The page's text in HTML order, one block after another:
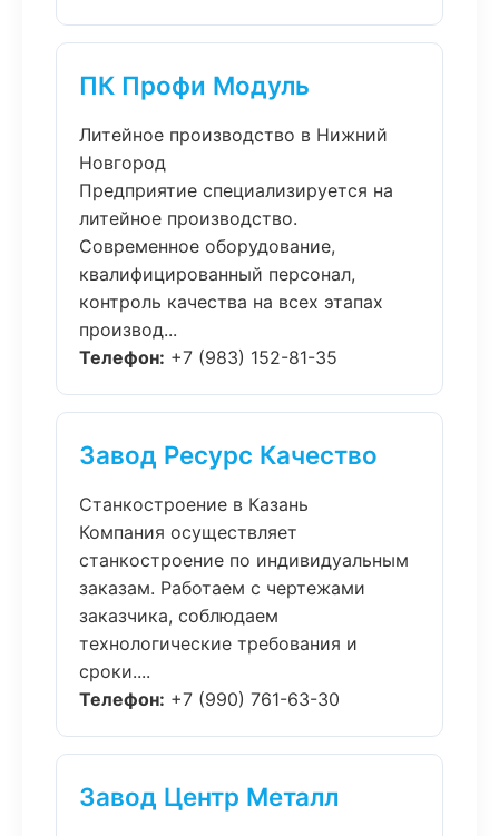
ПК Профи Модуль
Литейное производство в Нижний
Новгород
Предприятие специализируется на
литейное производство.
Современное оборудование,
квалифицированный персонал,
контроль качества на всех этапах
производ...
Телефон: +7 (983) 152-81-35
Завод Ресурс Качество
Станкостроение в Казань
Компания осуществляет
станкостроение по индивидуальным
заказам. Работаем с чертежами
заказчика, соблюдаем
технологические требования и
сроки....
Телефон: +7 (990) 761-63-30
Завод Центр Металл